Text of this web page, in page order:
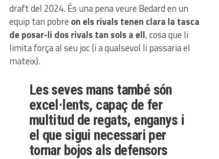
draft del 2024. És una pena veure Bedard en un
equip tan pobre on els rivals tenen clara la tasca
de posar-li dos rivals tan sols a ell, cosa que li
limita força al seu joc (i a qualsevol li passaria el
mateix).
Les seves mans també són
excel·lents, capaç de fer
multitud de regats, enganys i
el que sigui necessari per
tornar bojos als defensors